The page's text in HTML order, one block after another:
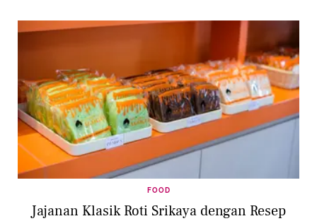
FOOD
Jajanan Klasik Roti Srikaya dengan Resep